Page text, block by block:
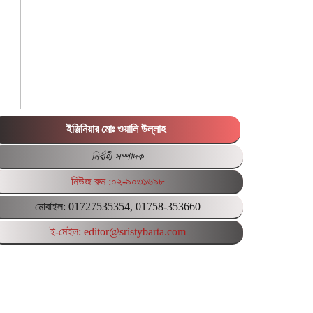
ইঞ্জিনিয়ার মোঃ ওয়ালি উল্লাহ
নির্বাহী সম্পাদক
নিউজ রুম :০২-৯০৩১৬৯৮
মোবাইল: 01727535354, 01758-353660
ই-মেইল: editor@sristybarta.com